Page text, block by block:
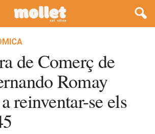
de Comerç de
Romay
reinventar-se els